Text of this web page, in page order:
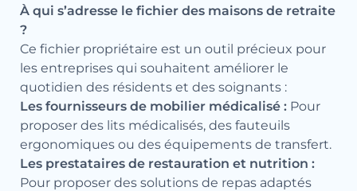
À qui s’adresse le fichier des maisons de retraite
?
Ce fichier propriétaire est un outil précieux pour
les entreprises qui souhaitent améliorer le
quotidien des résidents et des soignants :
Les fournisseurs de mobilier médicalisé : Pour
proposer des lits médicalisés, des fauteuils
ergonomiques ou des équipements de transfert.
Les prestataires de restauration et nutrition :
Pour proposer des solutions de repas adaptés